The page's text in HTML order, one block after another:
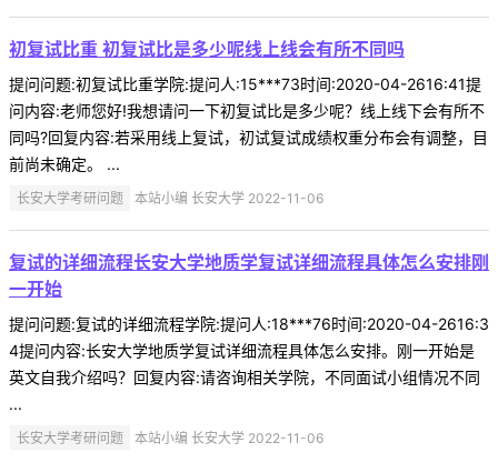
初复试比重 初复试比是多少呢线上线会有所不同吗
提问问题:初复试比重学院:提问人:15***73时间:2020-04-2616:41提
问内容:老师您好!我想请问一下初复试比是多少呢？线上线下会有所不
同吗?回复内容:若采用线上复试，初试复试成绩权重分布会有调整，目
前尚未确定。 ...
长安大学考研问题 本站小编 长安大学 2022-11-06
复试的详细流程长安大学地质学复试详细流程具体怎么安排刚
一开始
提问问题:复试的详细流程学院:提问人:18***76时间:2020-04-2616:3
4提问内容:长安大学地质学复试详细流程具体怎么安排。刚一开始是
英文自我介绍吗？回复内容:请咨询相关学院，不同面试小组情况不同
...
长安大学考研问题 本站小编 长安大学 2022-11-06